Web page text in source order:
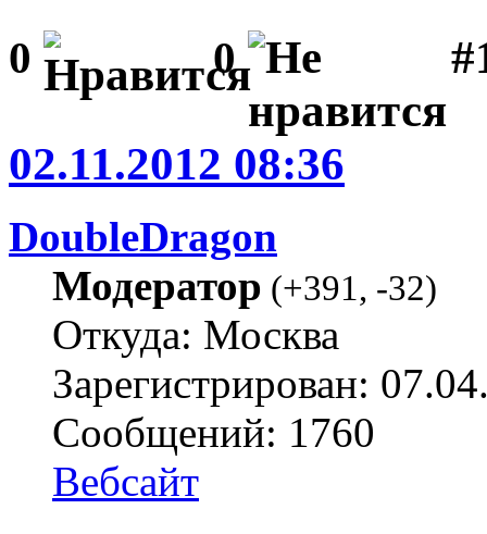
0 0
02.11.2012 08:36
DoubleDragon
Модератор (+391, -32)
Откуда: Москва
Зарегистрирован:
Сообщений: 1760
Вебсайт